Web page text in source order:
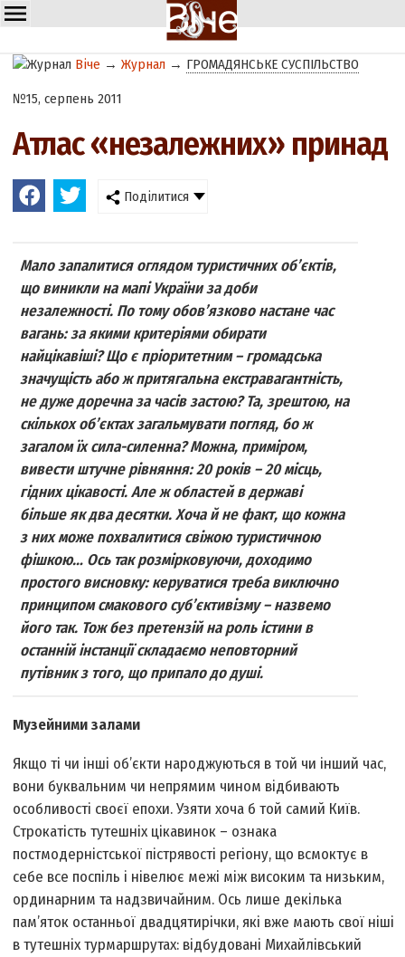
Віче →Журнал → ГРОМАДЯНСЬКЕ СУСПІЛЬСТВО
№15, серпень 2011
Атлас «незалежних» принад
Поділитися
Мало запалитися оглядом туристичних об’єктів,
що виникли на мапі України за доби
незалежності. По тому обов’язково настане час
вагань: за якими критеріями обирати
найцікавіші? Що є пріоритетним – громадська
значущість або ж притягальна екстравагантність,
не дуже доречна за часів застою? Та, зрештою, на
скількох об’єктах загальмувати погляд, бо ж
загалом їх сила-силенна? Можна, приміром,
вивести штучне рівняння: 20 років – 20 місць,
гідних цікавості. Але ж областей в державі
більше як два десятки. Хоча й не факт, що кожна
з них може похвалитися свіжою туристичною
фішкою… Ось так розмірковуючи, доходимо
простого висновку: керуватися треба виключно
принципом смакового суб’єктивізму – назвемо
його так. Тож без претензій на роль істини в
останній інстанції складаємо неповторний
путівник з того, що припало до душі.
Музейними залами
Якщо ті чи інші об’єкти народжуються в той чи інший час,
вони буквальним чи непрямим чином відбивають
особливості своєї епохи. Узяти хоча б той самий Київ.
Строкатість тутешніх цікавинок – ознака
постмодерністської пістрявості регіону, що всмоктує в
себе все поспіль і нівелює межі між високим та низьким,
ординарним та надзвичайним. Ось лише декілька
пам’яток останньої двадцятирічки, які вже мають свої ніші
в тутешніх турмаршрутах: відбудовані Михайлівський